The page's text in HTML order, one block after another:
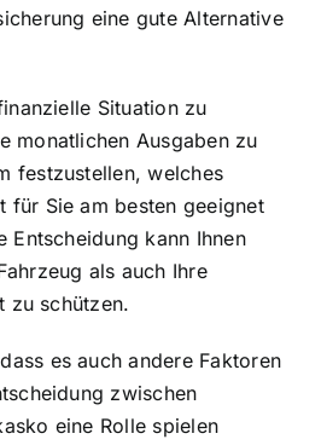
eine gute Alternative
Situation zu
monatlichen Ausgaben zu
festzustellen, welches
für Sie am besten geeignet
Entscheidung kann Ihnen
als auch Ihre
zu schützen.
es auch andere Faktoren
zwischen
eine Rolle spielen